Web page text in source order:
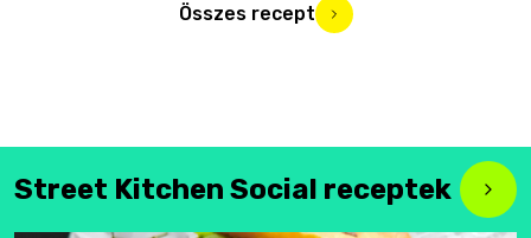
Összes recept
Street Kitchen Social receptek